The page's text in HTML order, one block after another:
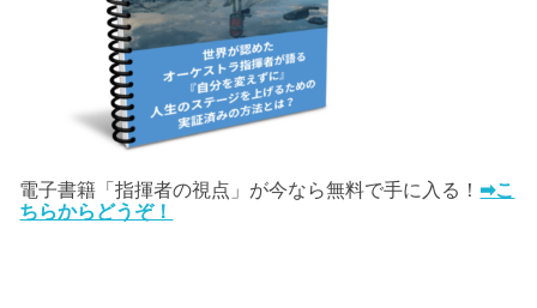
電子書籍「指揮者の視点」が今なら無料で手に入る！ ➡こ
ちらからどうぞ！